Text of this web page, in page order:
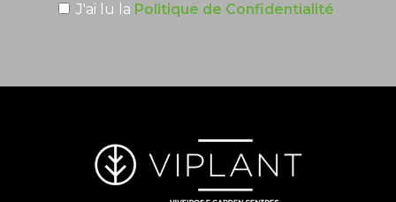
J'ai lu la Politique de Confidentialité